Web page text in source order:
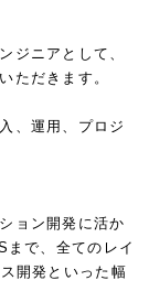
ジニアとして、
ただきます。
、運用、プロジ
ョン開発に活か
まで、全てのレイ
開発といった幅